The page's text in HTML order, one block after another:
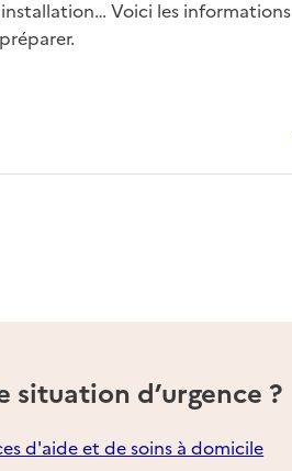
Voici les informations
situation d’urgence ?
d'aide et de soins à domicile